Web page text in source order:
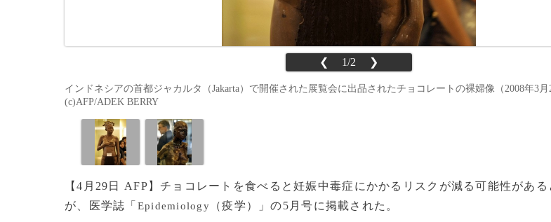
❮ 1/2 ❯
インドネシアの首都ジャカルタ（Jakarta）で開催された展覧会に出品されたチョコレートの裸婦像（2008年3月
(c)AFP/ADEK BERRY
【4月29日 AFP】チョコレートを食べると妊娠中毒症にかかるリスクが減る可能性があ
が、医学誌「 Epidemiology （疫学）」の5月号に掲載された。